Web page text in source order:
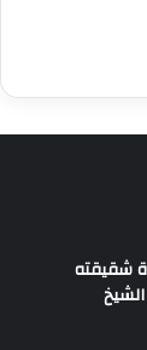
شقيقته